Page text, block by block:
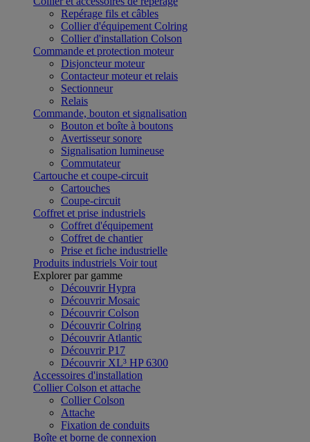
Repérage fils et câbles
Collier d'équipement Colring
Collier d'installation Colson
Commande et protection moteur
Disjoncteur moteur
Contacteur moteur et relais
Sectionneur
Relais
Commande, bouton et signalisation
Bouton et boîte à boutons
Avertisseur sonore
Signalisation lumineuse
Commutateur
Cartouche et coupe-circuit
Cartouches
Coupe-circuit
Coffret et prise industriels
Coffret d'équipement
Coffret de chantier
Prise et fiche industrielle
Produits industriels Voir tout
Explorer par gamme
Découvrir Hypra
Découvrir Mosaic
Découvrir Colson
Découvrir Colring
Découvrir Atlantic
Découvrir P17
Découvrir XL³ HP 6300
Accessoires d'installation
Collier Colson et attache
Collier Colson
Attache
Fixation de conduits
Boîte et borne de connexion